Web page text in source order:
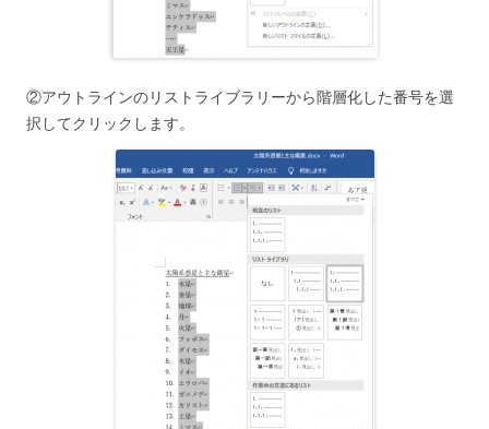
②アウトラインのリストライブラリーから階層化した番号を選
択してクリックします。